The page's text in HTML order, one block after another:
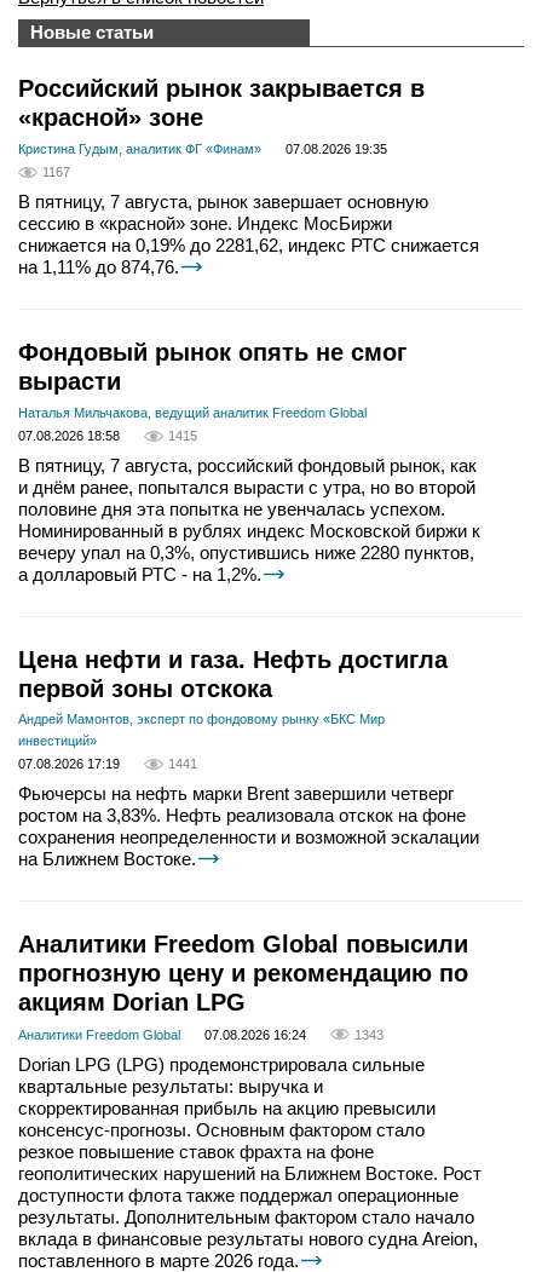
Новые статьи
Российский рынок закрывается в
«красной» зоне
Кристина Гудым, аналитик ФГ «Финам»
07.08.2026 19:35
1167
В пятницу, 7 августа, рынок завершает основную
сессию в «красной» зоне. Индекс МосБиржи
снижается на 0,19% до 2281,62, индекс РТС снижается
на 1,11% до 874,76.
Фондовый рынок опять не смог
вырасти
Наталья Мильчакова, ведущий аналитик Freedom Global
07.08.2026 18:58
1415
В пятницу, 7 августа, российский фондовый рынок, как
и днём ранее, попытался вырасти с утра, но во второй
половине дня эта попытка не увенчалась успехом.
Номинированный в рублях индекс Московской биржи к
вечеру упал на 0,3%, опустившись ниже 2280 пунктов,
а долларовый РТС - на 1,2%.
Цена нефти и газа. Нефть достигла
первой зоны отскока
Андрей Мамонтов, эксперт по фондовому рынку «БКС Мир
инвестиций»
07.08.2026 17:19
1441
Фьючерсы на нефть марки Brent завершили четверг
ростом на 3,83%. Нефть реализовала отскок на фоне
сохранения неопределенности и возможной эскалации
на Ближнем Востоке.
Аналитики Freedom Global повысили
прогнозную цену и рекомендацию по
акциям Dorian LPG
Аналитики Freedom Global 07.08.2026 16:24 1343
Dorian LPG (LPG) продемонстрировала сильные
квартальные результаты: выручка и
скорректированная прибыль на акцию превысили
консенсус-прогнозы. Основным фактором стало
резкое повышение ставок фрахта на фоне
геополитических нарушений на Ближнем Востоке. Рост
доступности флота также поддержал операционные
результаты. Дополнительным фактором стало начало
вклада в финансовые результаты нового судна Areion,
поставленного в марте 2026 года.